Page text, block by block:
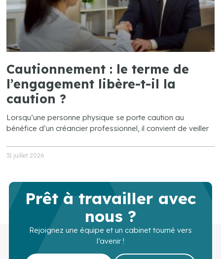
Cautionnement : le terme de
l’engagement libère-t-il la
caution ?
Lorsqu’une personne physique se porte caution au
bénéfice d’un créancier professionnel, il convient de veiller
31 juillet 2026
Prêt à travailler avec
nous ?
Rejoignez une équipe et un cabinet tourné vers
l’avenir !